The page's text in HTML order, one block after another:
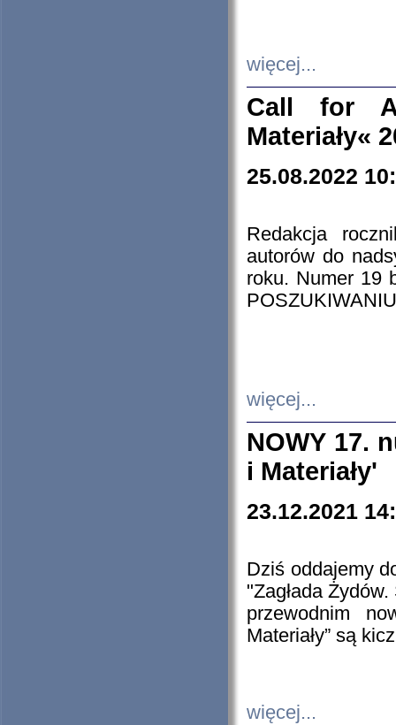
więcej...
Call for
Materiały«
25.08.2022
Redakcja
autorów do
roku. Numer 19
więcej...
NOWY 17.
i Materiały'
23.12.2021
Dziś oddajemy
"Zagłada
przewodnim
Materiały” są
więcej...